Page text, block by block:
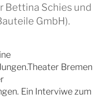
Bettina Schies und
GmbH).
Bremen
Ein Interviwe zum